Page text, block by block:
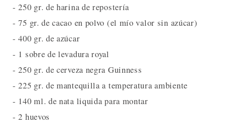
- 250 gr. de harina de repostería
- 75 gr. de cacao en polvo (el mío valor sin azúcar)
- 400 gr. de azúcar
- 1 sobre de levadura royal
- 250 gr. de cerveza negra Guinness
- 225 gr. de mantequilla a temperatura ambiente
- 140 ml. de nata liquida para montar
- 2 huevos